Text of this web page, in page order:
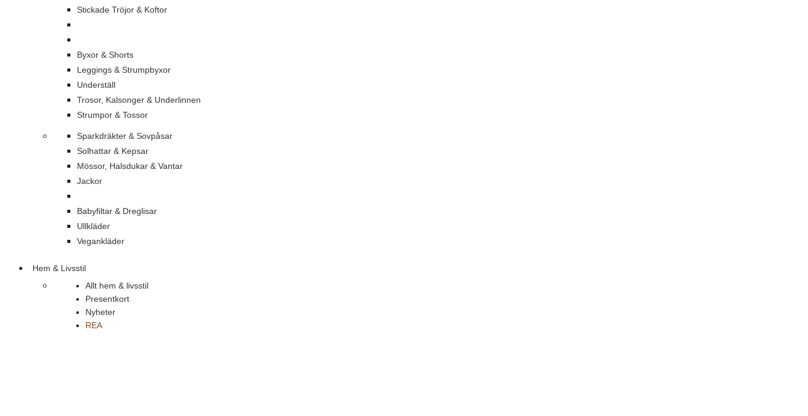
Stickade Tröjor & Koftor
Byxor & Shorts
Leggings & Strumpbyxor
Underställ
Trosor, Kalsonger & Underlinnen
Strumpor & Tossor
Sparkdräkter & Sovpåsar
Solhattar & Kepsar
Mössor, Halsdukar & Vantar
Jackor
Babyfiltar & Dreglisar
Ullkläder
Vegankläder
Hem & Livsstil
Allt hem & livsstil
Presentkort
Nyheter
REA